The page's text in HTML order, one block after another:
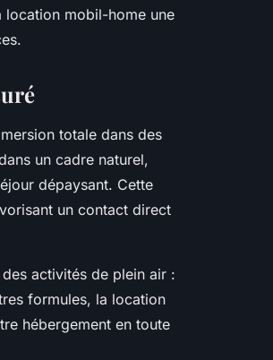
mobil-home une
totale dans des
un cadre naturel,
dépaysant. Cette
un contact direct
activités de plein air :
formules, la location
hébergement en toute